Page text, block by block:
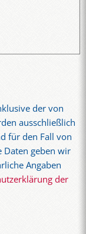
der von
ausschließlich
für den Fall von
Daten geben wir
Angaben
der